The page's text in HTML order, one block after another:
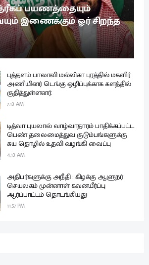
பயணத்தையும்
இணைக்கும் ஓர் சிறந்த
புத்தளம் பாலாவி மல்லிகா புரத்தில் மகளிர்
அணியினர் டெங்கு ஒழிப்புக்காக களத்தில்
குதித்துள்ளனர்.
7:13 AM
டித்வா புயலால் வாழ்வாதாரம் பாதிக்கப்பட்ட
பெண் தலைமைத்துவ குடும்பங்களுக்கு
சுய தொழில் உதவி வழங்கி வைப்பு
4:13 AM
அதிபர்களுக்கு அநீதி : கிழக்கு ஆளுநர்
செயலகம் முன்னாள் கவனயீர்ப்பு
ஆர்ப்பாட்டம் தொடங்கியது!
11:57 PM